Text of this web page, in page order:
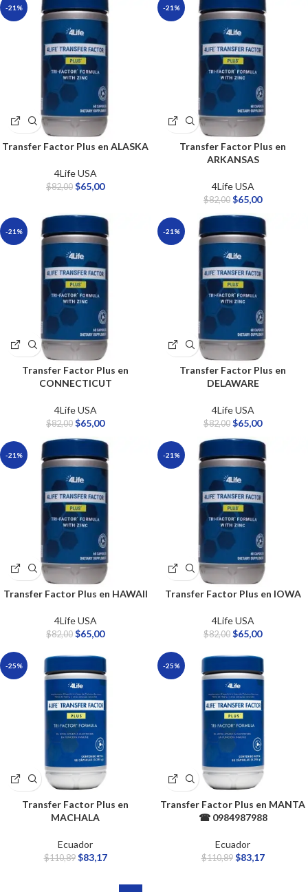
-21%
Transfer Factor Plus en ALASKA
4Life USA
$82,00 $65,00
-21%
Transfer Factor Plus en
ARKANSAS
4Life USA
$82,00 $65,00
-21%
Transfer Factor Plus en
CONNECTICUT
4Life USA
$82,00 $65,00
-21%
Transfer Factor Plus en
DELAWARE
4Life USA
$82,00 $65,00
-21%
Transfer Factor Plus en HAWAII
4Life USA
$82,00 $65,00
-21%
Transfer Factor Plus en IOWA
4Life USA
$82,00 $65,00
-25%
Transfer Factor Plus en
MACHALA
Ecuador
$110,89 $83,17
-25%
Transfer Factor Plus en MANTA
☎ 0984987988
Ecuador
$110,89 $83,17